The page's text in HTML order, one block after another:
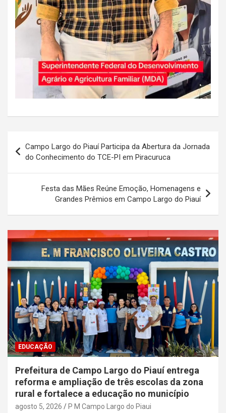
de
Post
Campo Largo do Piauí Participa da Abertura da Jornada
do Conhecimento do TCE-PI em Piracuruca
Festa das Mães Reúne Emoção, Homenagens e
Grandes Prêmios em Campo Largo do Piauí
EDUCAÇÃO
Prefeitura de Campo Largo do Piauí entrega
reforma e ampliação de três escolas da zona
rural e fortalece a educação no município
agosto 5, 2026 P M Campo Largo do Piaui